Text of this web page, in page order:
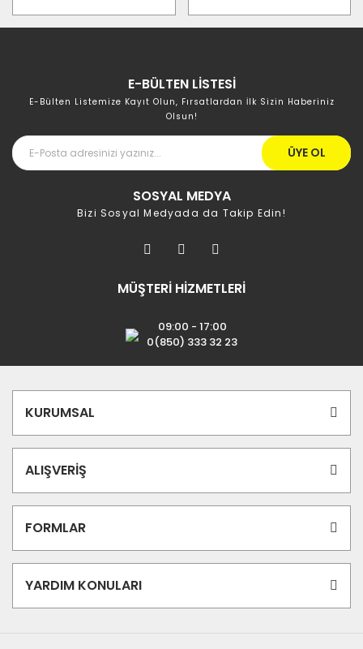
E-BÜLTEN LİSTESİ
E-Bülten Listemize Kayıt Olun, Fırsatlardan İlk Sizin Haberiniz
Olsun!
ÜYE OL
SOSYAL MEDYA
Bizi Sosyal Medyada da Takip Edin!
MÜŞTERİ HİZMETLERİ
09:00 - 17:00
0(850) 333 32 23
KURUMSAL
ALIŞVERİŞ
FORMLAR
YARDIM KONULARI